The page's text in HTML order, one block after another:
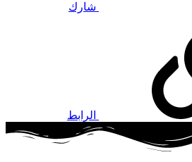
شارك
الرابط